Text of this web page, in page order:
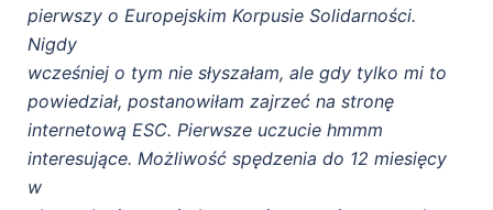
pierwszy o Europejskim Korpusie Solidarności.
Nigdy
wcześniej o tym nie słyszałam, ale gdy tylko mi to
powiedział, postanowiłam zajrzeć na stronę
internetową ESC. Pierwsze uczucie hmmm
interesujące. Możliwość spędzenia do 12 miesięcy
w